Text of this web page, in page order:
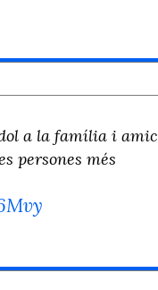
a la família i
persones més